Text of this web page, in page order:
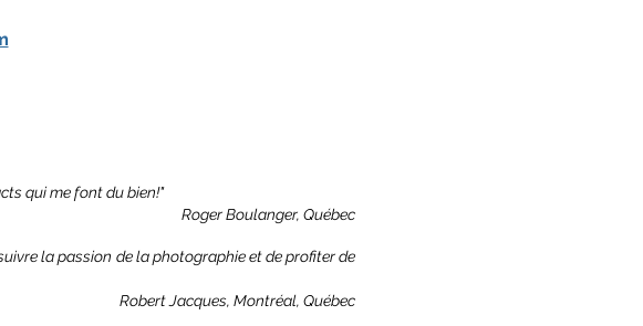
qui me font du bien!"
Roger Boulanger, Québec
la passion de la photographie et de profiter de
Robert Jacques, Montréal, Québec